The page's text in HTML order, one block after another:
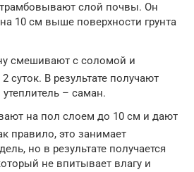
слой почвы. Он
10 см выше поверхности грунта
смешивают с соломой и
суток. В результате получают
– саман.
на пол слоем до 10 см и дают
правило, это занимает
но в результате получается
не впитывает влагу и